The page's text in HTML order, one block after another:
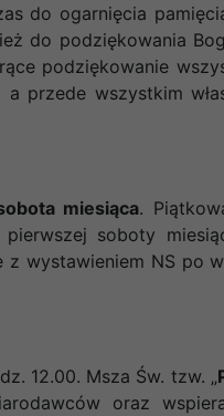
do ogarnięcia
do podziękowania
podziękowanie
przede wszystkim
miesiąca.
soboty
wystawieniem NS po
12.00. Msza Św. tzw. „
oraz